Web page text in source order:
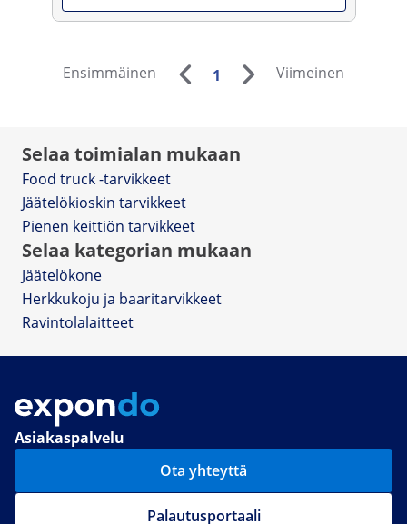
Ensimmäinen 1 Viimeinen
Selaa toimialan mukaan
Food truck -tarvikkeet
Jäätelökioskin tarvikkeet
Pienen keittiön tarvikkeet
Selaa kategorian mukaan
Jäätelökone
Herkkukoju ja baaritarvikkeet
Ravintolalaitteet
Asiakaspalvelu
Ota yhteyttä
Palautusportaali